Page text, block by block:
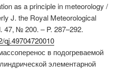
as a principle in meteorology /
J. the Royal Meteorological
47, № 200. – P. 287–292.
qj.49704720010
в подогреваемой
элементарной